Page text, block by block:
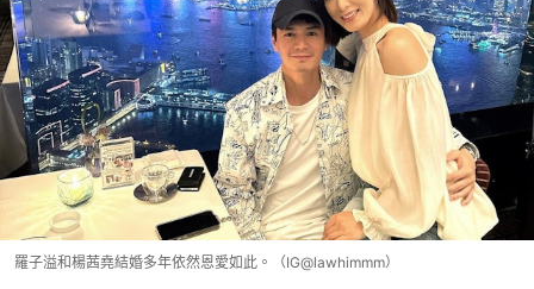
羅子溢和楊茜堯結婚多年依然恩愛如此。（IG@lawhimmm）